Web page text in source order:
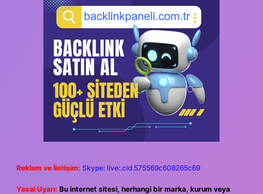
Reklam ve İletişim: Skype: live:.cid.575569c608265c69
Yasal Uyarı: Bu internet sitesi, herhangi bir marka, kurum veya